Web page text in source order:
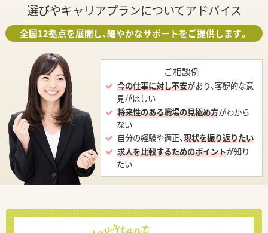
選びやキャリアプランについてアドバイス
全国12拠点を展開し、細やかなサポートをご提供します。
ご相談例
今の仕事に対し不安があり、客観的な意
見がほしい
将来性のある職場の見極め方がわから
ない
自分の経験や適正、現状を振り返りたい
求人を比較するためのポイントが知り
たい